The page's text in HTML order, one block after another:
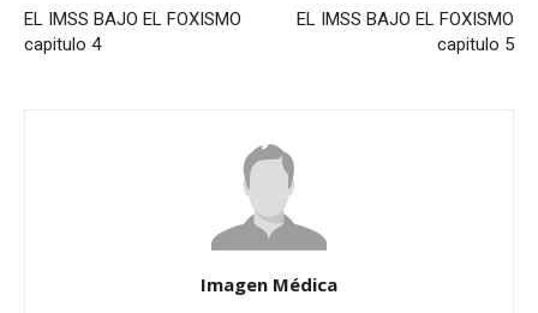
EL IMSS BAJO EL FOXISMO
capitulo 4
EL IMSS BAJO EL FOXISMO
capitulo 5
Imagen Médica